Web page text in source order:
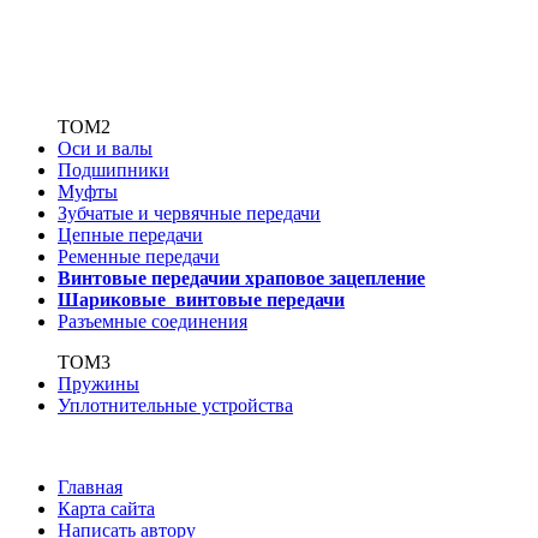
ТОМ2
Оси и валы
Подшипники
Муфты
Зубчатые и червячные передачи
Цепные передачи
Ременные передачи
Винтовые передачии храповое зацепление
Шариковые винтовые передачи
Разъемные соединения
ТОМ3
Пружины
Уплотнительные устройства
Главная
Карта сайта
Написать автору